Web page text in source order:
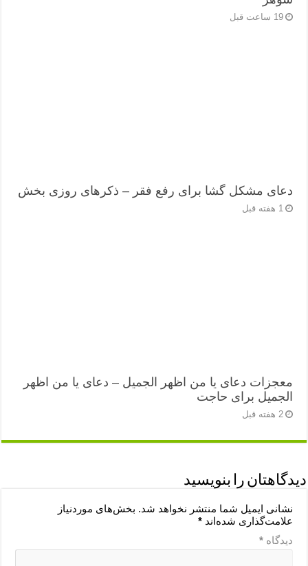
19 ساعت قبل
دعای مشکل گشا برای رفع فقر – ذکرهای روزی‌ بخش
1 هفته قبل
معجزات دعای یا من اظهر الجمیل – دعای یا من اظهر
الجمیل برای حاجت
2 هفته قبل
دیدگاهتان را بنویسید
نشانی ایمیل شما منتشر نخواهد شد. بخش‌های موردنیاز
علامت‌گذاری شده‌اند*
دیدگاه*